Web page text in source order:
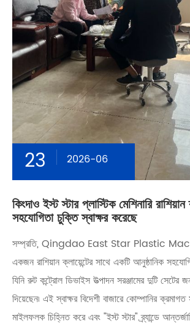
23 2026-06
কিংদাও ইস্ট স্টার প্লাস্টিক মেশিনারি রাশিয়ান
সহযোগিতা চুক্তি স্বাক্ষর করেছে
সম্প্রতি, Qingdao East Star Plastic
একজন রাশিয়ান ক্লায়েন্টের সাথে একটি আনুষ্ঠানিক
যিনি রুট কন্ট্রোল ডিভাইস উত্পাদন সরঞ্জামের দুটি সেটের
দিয়েছেন৷ এই স্বাক্ষর বিদেশী বাজারে কোম্পানির
মাইলফলক চিহ্নিত করে এবং "ইস্ট স্টার" ব্র্যান্ডে